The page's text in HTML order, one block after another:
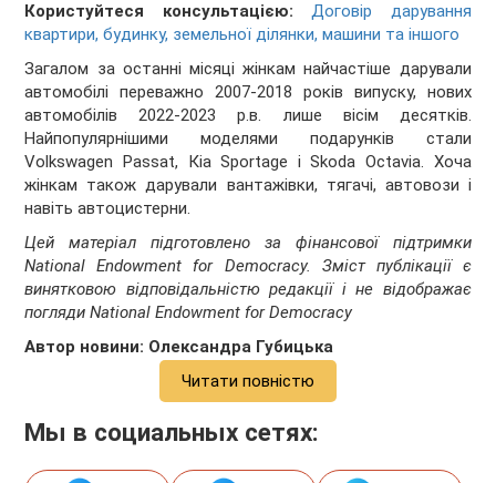
Користуйтеся консультацією:
Договір дарування
квартири, будинку, земельної ділянки, машини та іншого
Загалом за останні місяці жінкам найчастіше дарували
автомобілі переважно 2007-2018 років випуску, нових
автомобілів 2022-2023 р.в. лише вісім десятків.
Найпопулярнішими моделями подарунків стали
Volkswagen Passat, Кіа Sportage і Skoda Octavia. Хоча
жінкам також дарували вантажівки, тягачі, автовози і
навіть автоцистерни.
Цей матеріал підготовлено за фінансової підтримки
National Endowment for Democracy. Зміст публікації є
винятковою відповідальністю редакції i не відображає
погляди National Endowment for Democracy
Автор новини: Олександра Губицька
Читати повністю
Мы в социальных сетях: